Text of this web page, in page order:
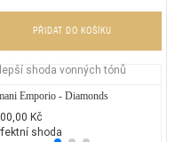
Gaultier - Classique
Kč
vonných tónů
PŘIDAT DO KOŠÍKU
shoda vonných tónů
Emporio - Diamonds
Kč
shoda